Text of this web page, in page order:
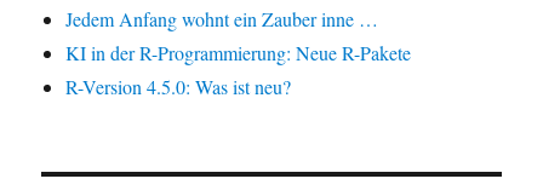
Jedem Anfang wohnt ein Zauber inne …
KI in der R-Programmierung: Neue R-Pakete
R-Version 4.5.0: Was ist neu?